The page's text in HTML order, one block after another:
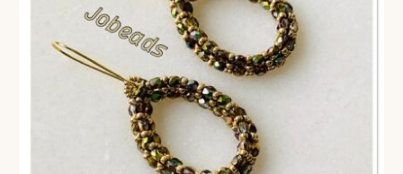
TRANSLATE
VERLANGLIJST
VERZENDKOSTEN
VOLG BESTELLING